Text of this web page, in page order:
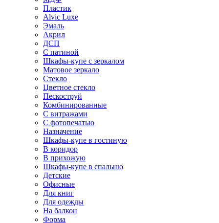
Пластик
Alvic Luxe
Эмаль
Акрил
ДСП
С патиной
Шкафы-купе с зеркалом
Матовое зеркало
Стекло
Цветное стекло
Пескоструй
Комбинированные
С витражами
С фотопечатью
Назначение
Шкафы-купе в гостиную
В коридор
В прихожую
Шкафы-купе в спальню
Детские
Офисные
Для книг
Для одежды
На балкон
Форма